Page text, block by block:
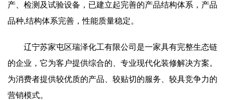
产、检测及试验设备，已建立起完善的产品结构体系，产品
品种,结构体系完善，性能质量稳定。
辽宁苏家屯区瑞泽化工有限公司是一家具有完整生态链
的企业，它为客户提供综合的、专业现代化装修解决方案。
为消费者提供较优质的产品、较贴切的服务、较具竞争力的
营销模式。